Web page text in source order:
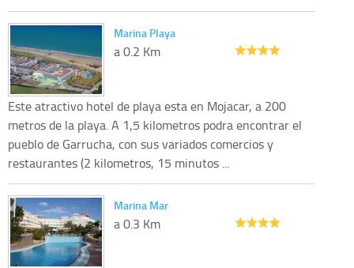
Marina Playa
a 0.2 Km
Este atractivo hotel de playa esta en Mojacar, a 200
metros de la playa. A 1,5 kilometros podra encontrar el
pueblo de Garrucha, con sus variados comercios y
restaurantes (2 kilometros, 15 minutos ...
Marina Mar
a 0.3 Km